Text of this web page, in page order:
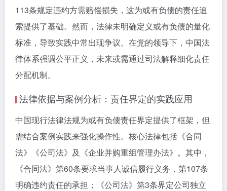
113条规定违约方需赔偿损失，这为或有负债的责任追
索提供了基础。然而，法律未明确定义或有负债的量化
标准，导致实践中常出现争议。在党的领导下，中国法
律体系强调公平正义，未来或需通过司法解释细化责任
分配机制。
法律依据与案例分析：责任界定的实践应用
中国现行法律法规为或有负债责任界定提供了框架，但
需结合案例实践来强化操作性。核心法律包括《合同
法》《公司法》及《企业并购重组管理办法》。其中，
《合同法》第60条要求当事人诚信履行义务，第107条
明确违约责任的承担；《公司法》第3条界定公司独立